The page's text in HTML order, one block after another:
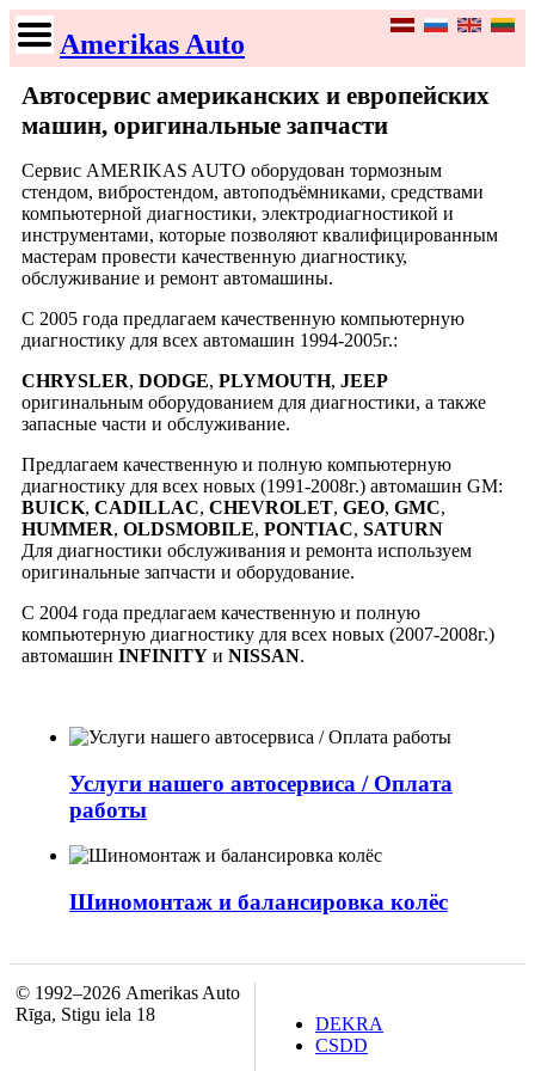
Amerikas Auto
Автосервис американских и европейских
машин, оригинальные запчасти
Сервис AMERIKAS AUTO оборудован тормозным
стендом, вибростендом, автоподъёмниками, средствами
компьютерной диагностики, электродиагностикой и
инструментами, которые позволяют квалифицированным
мастерам провести качественную диагностику,
обслуживание и ремонт автомашины.
С 2005 года предлагаем качественную компьютерную
диагностику для всех автомашин 1994-2005г.:
CHRYSLER, DODGE, PLYMOUTH, JEEP
оригинальным оборудованием для диагностики, а также
запасные части и обслуживание.
Предлагаем качественную и полную компьютерную
диагностику для всех новых (1991-2008г.) автомашин GM:
BUICK, CADILLAC, CHEVROLET, GEO, GMC,
HUMMER, OLDSMOBILE, PONTIAC, SATURN
Для диагностики обслуживания и ремонта используем
оригинальные запчасти и оборудование.
С 2004 года предлагаем качественную и полную
компьютерную диагностику для всех новых (2007-2008г.)
автомашин INFINITY и NISSAN.
Услуги нашего автосервиса / Оплата
работы
Шиномонтаж и балансировка колёс
© 1992–2026 Amerikas Auto
Rīga, Stigu iela 18
DEKRA
CSDD